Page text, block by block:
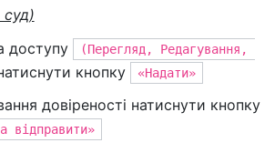
доступу
(Перегляд, Редагування,
кнопку «Надати»
довіреності натиснути кнопку
відправити»